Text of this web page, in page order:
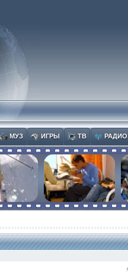
МУЗ ИГРЫ ТВ РАДИО